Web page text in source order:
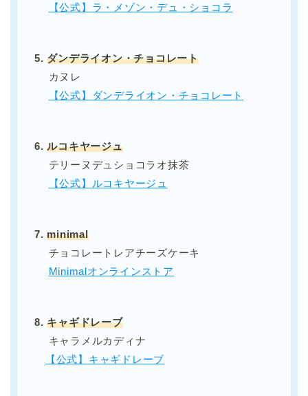
【公式】ラ・メゾン・デュ・ショコラ
5.ダンデライオン・チョコレート
カヌレ
【公式】ダンデライオン・チョコレート
6.ルコキヤージュ
テリーヌデュショコラオ抹茶
【公式】ルコキヤージュ
7.minimal
チョコレートレアチーズケーキ
Minimalオンラインストア
8.キャギドレーブ
キャラメルカディナ
【公式】キャギドレーブ